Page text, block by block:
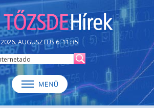
2026. AUGUSZTUS 6. 11:35